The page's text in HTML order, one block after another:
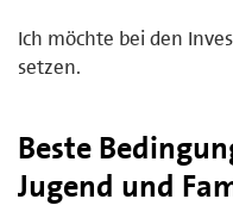
Ich möchte bei den
setzen.
Beste
Jugend und